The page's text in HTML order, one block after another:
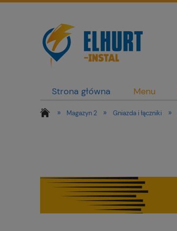
Strona główna Menu
» Magazyn 2 » Gniazda i łączniki »